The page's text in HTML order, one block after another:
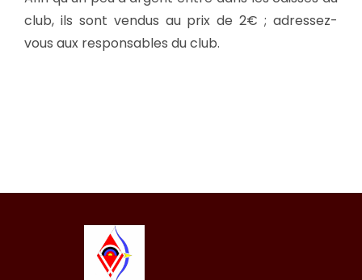
club, ils sont vendus au prix de 2€ ; adressez-
vous aux responsables du club.